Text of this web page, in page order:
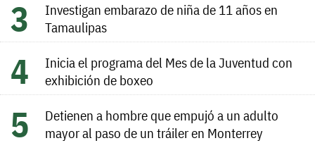
Investigan embarazo de niña de 11 años en
Tamaulipas
Inicia el programa del Mes de la Juventud con
exhibición de boxeo
Detienen a hombre que empujó a un adulto
mayor al paso de un tráiler en Monterrey